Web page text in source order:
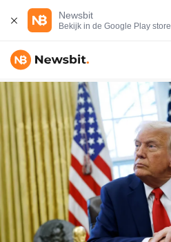
Newsbit
Bekijk in de Google Play store